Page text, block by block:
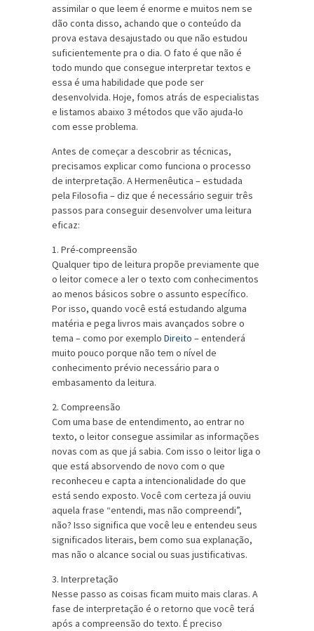
assimilar o que leem é enorme e muitos nem se
dão conta disso, achando que o conteúdo da
prova estava desajustado ou que não estudou
suficientemente pra o dia. O fato é que não é
todo mundo que consegue interpretar textos e
essa é uma habilidade que pode ser
desenvolvida. Hoje, fomos atrás de especialistas
e listamos abaixo 3 métodos que vão ajuda-lo
com esse problema.
Antes de começar a descobrir as técnicas,
precisamos explicar como funciona o processo
de interpretação. A Hermenêutica – estudada
pela Filosofia – diz que é necessário seguir três
passos para conseguir desenvolver uma leitura
eficaz:
1. Pré-compreensão
Qualquer tipo de leitura propõe previamente que
o leitor comece a ler o texto com conhecimentos
ao menos básicos sobre o assunto específico.
Por isso, quando você está estudando alguma
matéria e pega livros mais avançados sobre o
tema – como por exemplo Direito – entenderá
muito pouco porque não tem o nível de
conhecimento prévio necessário para o
embasamento da leitura.
2. Compreensão
Com uma base de entendimento, ao entrar no
texto, o leitor consegue assimilar as informações
novas com as que já sabia. Com isso o leitor liga o
que está absorvendo de novo com o que
reconheceu e capta a intencionalidade do que
está sendo exposto. Você com certeza já ouviu
aquela frase “entendi, mas não compreendi”,
não? Isso significa que você leu e entendeu seus
significados literais, bem como sua explanação,
mas não o alcance social ou suas justificativas.
3. Interpretação
Nesse passo as coisas ficam muito mais claras. A
fase de interpretação é o retorno que você terá
após a compreensão do texto. É preciso